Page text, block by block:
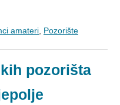
amateri Pozorište
pozorišta